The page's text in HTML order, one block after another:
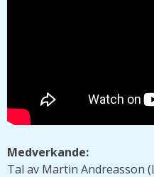
Medverkande:
Tal av Martin Andreasson